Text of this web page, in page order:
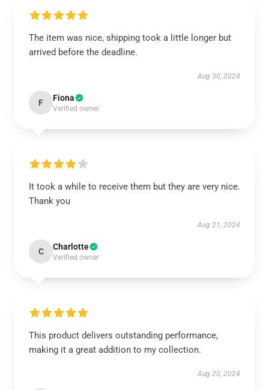
The item was nice, shipping took a little longer but
arrived before the deadline.
Aug 30, 2024
F Fiona
Verified owner
It took a while to receive them but they are very nice.
Thank you
Aug 21, 2024
C Charlotte
Verified owner
This product delivers outstanding performance,
making it a great addition to my collection.
Aug 20, 2024